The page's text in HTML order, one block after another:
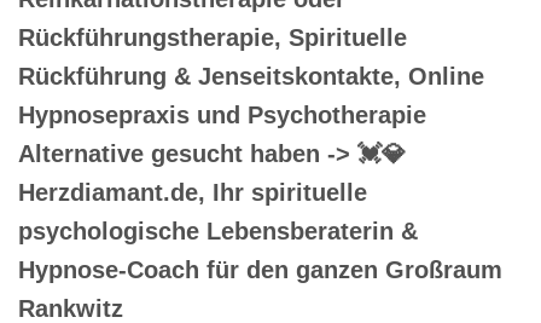
Rückführungstherapie, Spirituelle
Rückführung & Jenseitskontakte, Online
Hypnosepraxis und Psychotherapie
Alternative gesucht haben -> 💓️💎
Herzdiamant.de, Ihr spirituelle
psychologische Lebensberaterin &
Hypnose-Coach für den ganzen Großraum
Rankwitz